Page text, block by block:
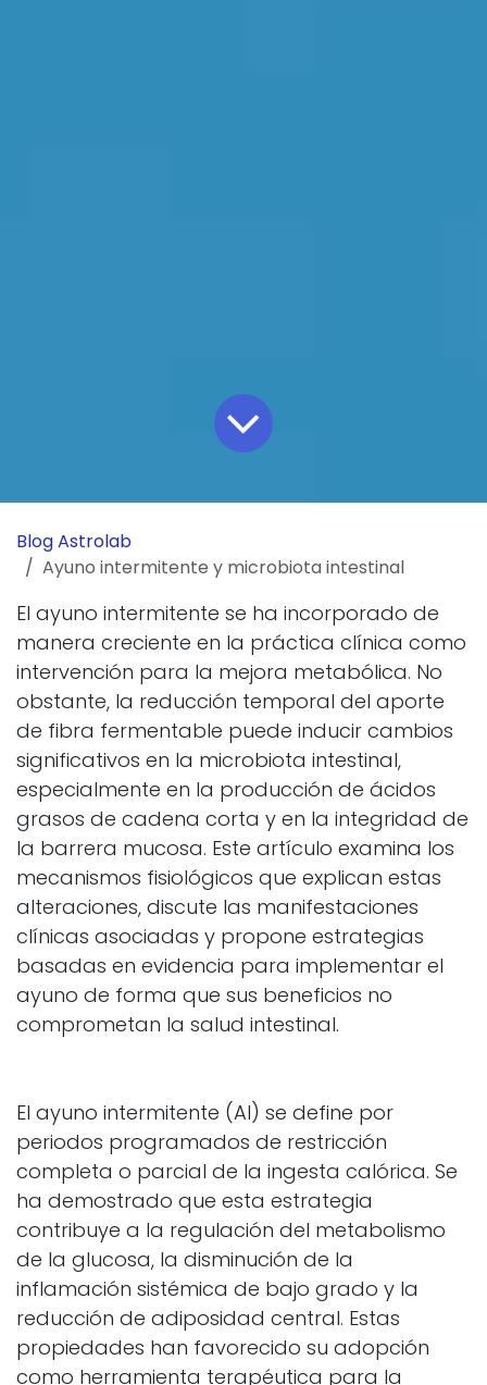
Blog Astrolab
Ayuno intermitente y microbiota intestinal
El ayuno intermitente se ha incorporado de
manera creciente en la práctica clínica como
intervención para la mejora metabólica. No
obstante, la reducción temporal del aporte
de fibra fermentable puede inducir cambios
significativos en la microbiota intestinal,
especialmente en la producción de ácidos
grasos de cadena corta y en la integridad de
la barrera mucosa. Este artículo examina los
mecanismos fisiológicos que explican estas
alteraciones, discute las manifestaciones
clínicas asociadas y propone estrategias
basadas en evidencia para implementar el
ayuno de forma que sus beneficios no
comprometan la salud intestinal.
El ayuno intermitente (AI) se define por
periodos programados de restricción
completa o parcial de la ingesta calórica. Se
ha demostrado que esta estrategia
contribuye a la regulación del metabolismo
de la glucosa, la disminución de la
inflamación sistémica de bajo grado y la
reducción de adiposidad central. Estas
propiedades han favorecido su adopción
como herramienta terapéutica para la